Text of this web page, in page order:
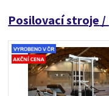
Posilovací stroje /